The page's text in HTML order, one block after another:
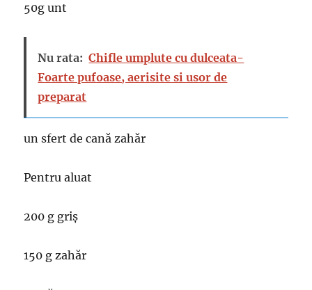
50g unt
Nu rata: Chifle umplute cu dulceata-
Foarte pufoase, aerisite si usor de
preparat
un sfert de cană zahăr
Pentru aluat
200 g griș
150 g zahăr